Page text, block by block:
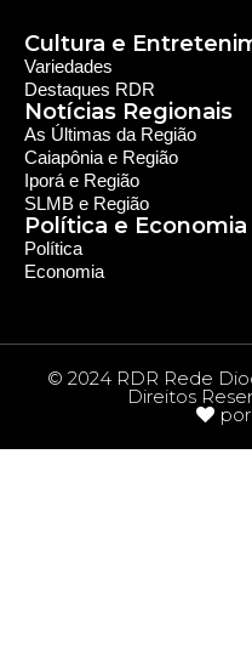
Cultura e
Política e Economia
Notícias Regionais
Política
Economia
As Últimas da Região
Caiapônia e Região
Iporá e Região
SLMB e Região
Variedades
Destaques RDR
© 2024 RDR Rede
Direitos
por